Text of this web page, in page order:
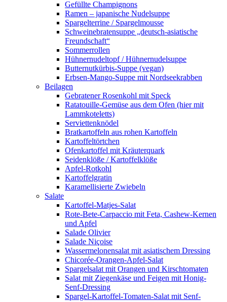
Gefüllte Champignons
Ramen – japanische Nudelsuppe
Spargelterrine / Spargelmousse
Schweinebratensuppe „deutsch-asiatische
Freundschaft“
Sommerrollen
Hühnernudeltopf / Hühnernudelsuppe
Butternutkürbis-Suppe (vegan)
Erbsen-Mango-Suppe mit Nordseekrabben
Beilagen
Gebratener Rosenkohl mit Speck
Ratatouille-Gemüse aus dem Ofen (hier mit
Lammkoteletts)
Serviettenknödel
Bratkartoffeln aus rohen Kartoffeln
Kartoffeltörtchen
Ofenkartoffel mit Kräuterquark
Seidenklöße / Kartoffelklöße
Apfel-Rotkohl
Kartoffelgratin
Karamellisierte Zwiebeln
Salate
Kartoffel-Matjes-Salat
Rote-Bete-Carpaccio mit Feta, Cashew-Kernen
und Apfel
Salade Olivier
Salade Niçoise
Wassermelonensalat mit asiatischem Dressing
Chicorée-Orangen-Apfel-Salat
Spargelsalat mit Orangen und Kirschtomaten
Salat mit Ziegenkäse und Feigen mit Honig-
Senf-Dressing
Spargel-Kartoffel-Tomaten-Salat mit Senf-